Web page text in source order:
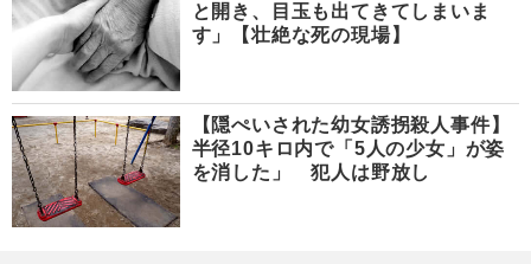
と開き、目玉も出てきてしまいま
す」【壮絶な死の現場】
【隠ぺいされた幼女誘拐殺人事件】
半径10キロ内で「5人の少女」が姿
を消した」 犯人は野放し